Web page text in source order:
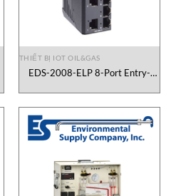
THIẾT BỊ IOT OIL&GAS
EDS-2008-ELP 8-Port Entry-
Vietnam